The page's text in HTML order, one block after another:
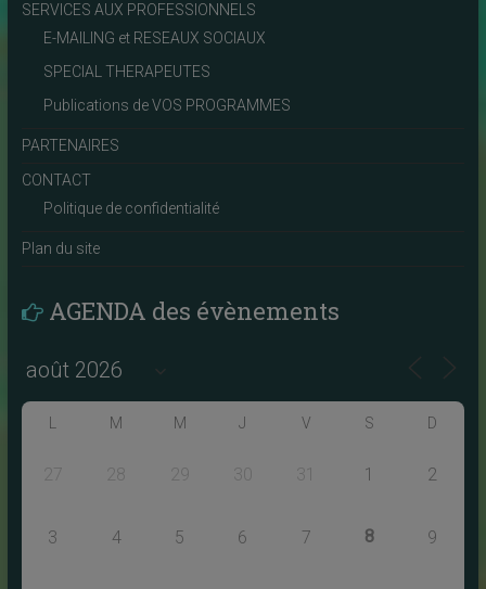
SERVICES AUX PROFESSIONNELS
E-MAILING et RESEAUX SOCIAUX
SPECIAL THERAPEUTES
Publications de VOS PROGRAMMES
PARTENAIRES
CONTACT
Politique de confidentialité
Plan du site
AGENDA des évènements
L M M J V S D
27 28 29 30 31 1 2
3 4 5 6 7 8 9